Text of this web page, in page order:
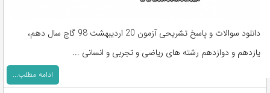
دانلود سوالات و پاسخ تشریحی آزمون 20 اردیبهشت 98 گاج سال دهم،
یازدهم و دوازدهم رشته های ریاضی و تجربی و انسانی ...
ادامه مطلب...